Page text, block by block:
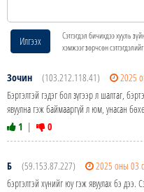
Илгээх
Сэтгэгдэл бичихдээ хууль
хэмжээг зөрчсөн
Зочин (103.212.118.41)
2025
Бэртэлтэй гэдэг бол зүгээр л шалтаг,
явуулна гэж баймааргүй л юм, унасан
1 | 0
Б (59.153.87.227)
2025 оны 03
бэртэлтэй хүнийг юу гэж явуулах бэ дээ.